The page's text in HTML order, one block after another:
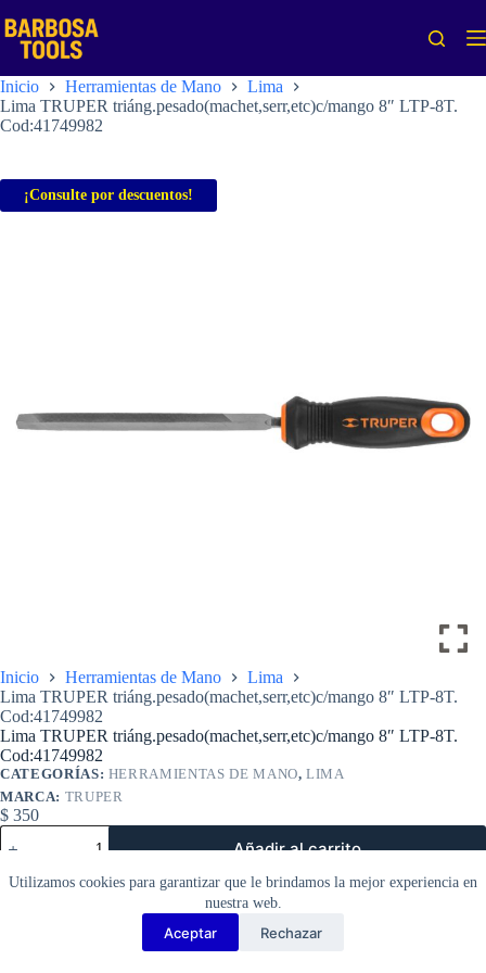
al
contenido
Utilizamos cookies para garantizar que le brindamos la mejor experiencia en
nuestra web.
Aceptar Rechazar
Inicio Herramientas de Mano
Lima
Lima TRUPER triáng.pesado(machet,serr,etc)c/mango 8″ LTP-8T.
Cod:41749982
¡Consulte por descuentos!
Inicio Herramientas de Mano
Lima
Lima TRUPER triáng.pesado(machet,serr,etc)c/mango 8″ LTP-8T.
Cod:41749982
Lima TRUPER triáng.pesado(machet,serr,etc)c/mango 8″ LTP-8T.
Cod:41749982
CATEGORÍAS: HERRAMIENTAS DE MANO,LIMA
MARCA: TRUPER
$ 350
Lima
TRUPER
8″
Añadir al carrito
Copyright Barbosa Tools©